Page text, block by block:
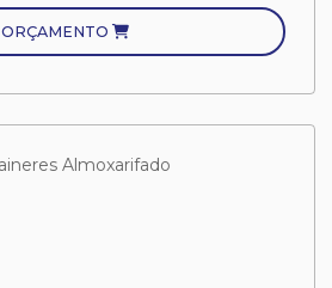
ORÇAMENTO